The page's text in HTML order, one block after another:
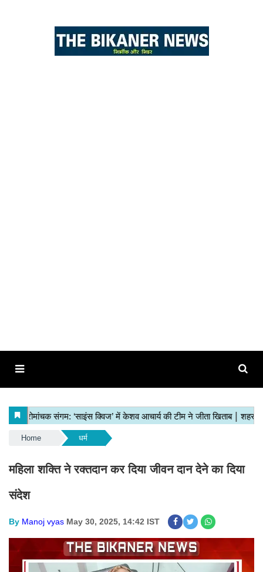
Home धर्म
महिला शक्ति ने रक्तदान कर दिया जीवन दान देने का दिया
संदेश
By Manoj vyas May 30, 2025, 14:42 IST